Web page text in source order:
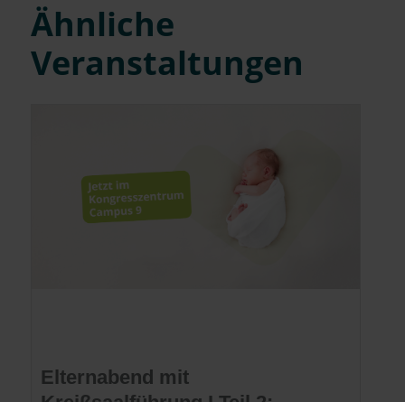
Ähnliche
Veranstaltungen
Elternabend mit